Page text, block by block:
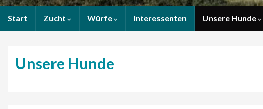
Start Zucht Würfe Interessenten Unsere Hunde
Unsere Hunde